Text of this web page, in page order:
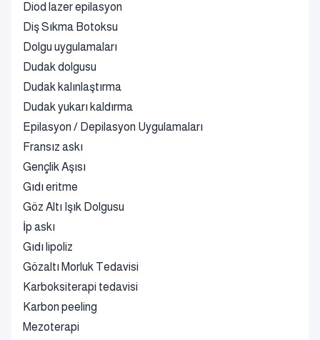
Diod lazer epilasyon
Diş Sıkma Botoksu
Dolgu uygulamaları
Dudak dolgusu
Dudak kalınlaştırma
Dudak yukarı kaldırma
Epilasyon / Depilasyon Uygulamaları
Fransız askı
Gençlik Aşısı
Gıdı eritme
Göz Altı Işık Dolgusu
İp askı
Gıdı lipoliz
Gözaltı Morluk Tedavisi
Karboksiterapi tedavisi
Karbon peeling
Mezoterapi